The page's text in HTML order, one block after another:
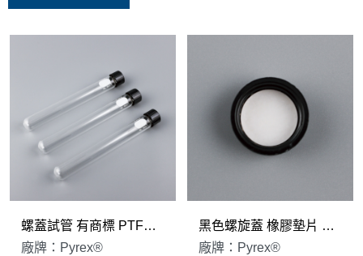
螺蓋試管 有商標 PTFE墊片 Pyrex®
廠牌：Pyrex®
黑色螺旋蓋 橡膠墊片 Pyrex®
廠牌：Pyrex®